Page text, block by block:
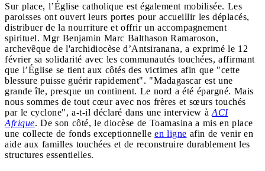
Sur place, l’Église catholique est également mobilisée. Les
paroisses ont ouvert leurs portes pour accueillir les déplacés,
distribuer de la nourriture et offrir un accompagnement
spirituel. Mgr Benjamin Marc Balthason Ramaroson,
archevêque de l'archidiocèse d’Antsiranana, a exprimé le 12
février sa solidarité avec les communautés touchées, affirmant
que l’Église se tient aux côtés des victimes afin que "cette
blessure puisse guérir rapidement". "Madagascar est une
grande île, presque un continent. Le nord a été épargné. Mais
nous sommes de tout cœur avec nos frères et sœurs touchés
par le cyclone", a-t-il déclaré dans une interview à ACI
Afrique. De son côté, le diocèse de Toamasina a mis en place
une collecte de fonds exceptionnelle en ligne afin de venir en
aide aux familles touchées et de reconstruire durablement les
structures essentielles.